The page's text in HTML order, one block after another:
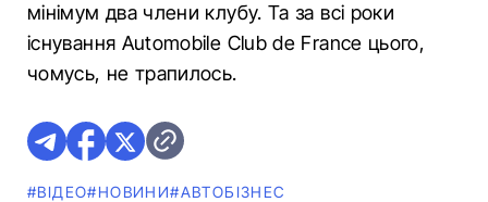
мінімум два члени клубу. Та за всі роки
існування Automobile Club de France цього,
чомусь, не трапилось.
#ВІДЕО#НОВИНИ#АВТОБІЗНЕС